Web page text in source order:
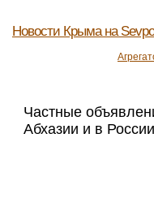
Новости Крыма на
Частные
Абхазии и в России